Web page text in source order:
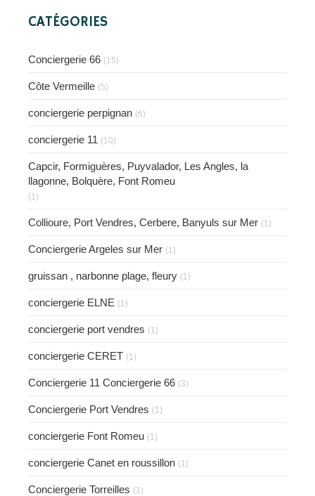
CATÉGORIES
Conciergerie 66 (15)
Côte Vermeille (5)
conciergerie perpignan (6)
conciergerie 11 (10)
Capcir, Formiguères, Puyvalador, Les Angles, la
llagonne, Bolquère, Font Romeu
(1)
Collioure, Port Vendres, Cerbere, Banyuls sur Mer (1)
Conciergerie Argeles sur Mer (1)
gruissan , narbonne plage, fleury (1)
conciergerie ELNE (1)
conciergerie port vendres (1)
conciergerie CERET (1)
Conciergerie 11 Conciergerie 66 (3)
Conciergerie Port Vendres (1)
conciergerie Font Romeu (1)
conciergerie Canet en roussillon (1)
Conciergerie Torreilles (1)